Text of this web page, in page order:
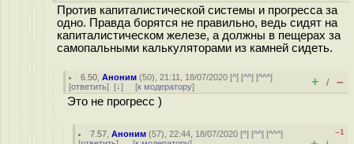
Против капиталистической системы и прогресса за
одно. Правда борятся не правильно, ведь сидят на
капиталистическом железе, а должны в пещерах за
самопальными калькуляторами из камней сидеть.
6.50 ,Аноним (50), 21:11, 18/07/2020 [^] [^^] [^^^]
[ответить] [↓] [к модератору] + / –
Это не прогресс )
7.57 ,Аноним (57), 22:44, 18/07/2020 [^] [^^] [^^^]
–1